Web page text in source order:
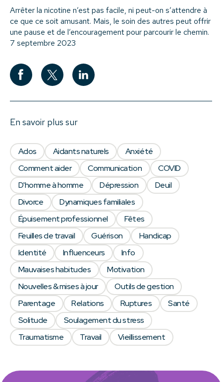
Arrêter la nicotine n’est pas facile, ni peut-on s’attendre à
ce que ce soit amusant. Mais, le soin des autres peut offrir
une pause et de l’encouragement pour parcourir le chemin.
7 septembre 2023
En savoir plus sur
Ados Aidants naturels
Anxiété
Comment aider
Communication
COVID
D'homme à homme
Dépression
Deuil
Divorce
Dynamiques familiales
Épuisement professionnel
Fêtes
Feuilles de travail
Guérison
Handicap
Identité
Influenceurs
Info
Mauvaises habitudes
Motivation
Nouvelles & mises à jour
Outils de gestion
Parentage
Relations Ruptures
Santé
Solitude
Soulagement du stress
Traumatisme
Travail Vieillissement